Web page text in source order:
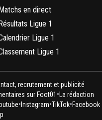
en direct
Ligue 1
Ligue 1
Ligue 1
recrutement et publicité
sur Foot01 • La rédaction
• Instagram•TikTok•Facebook